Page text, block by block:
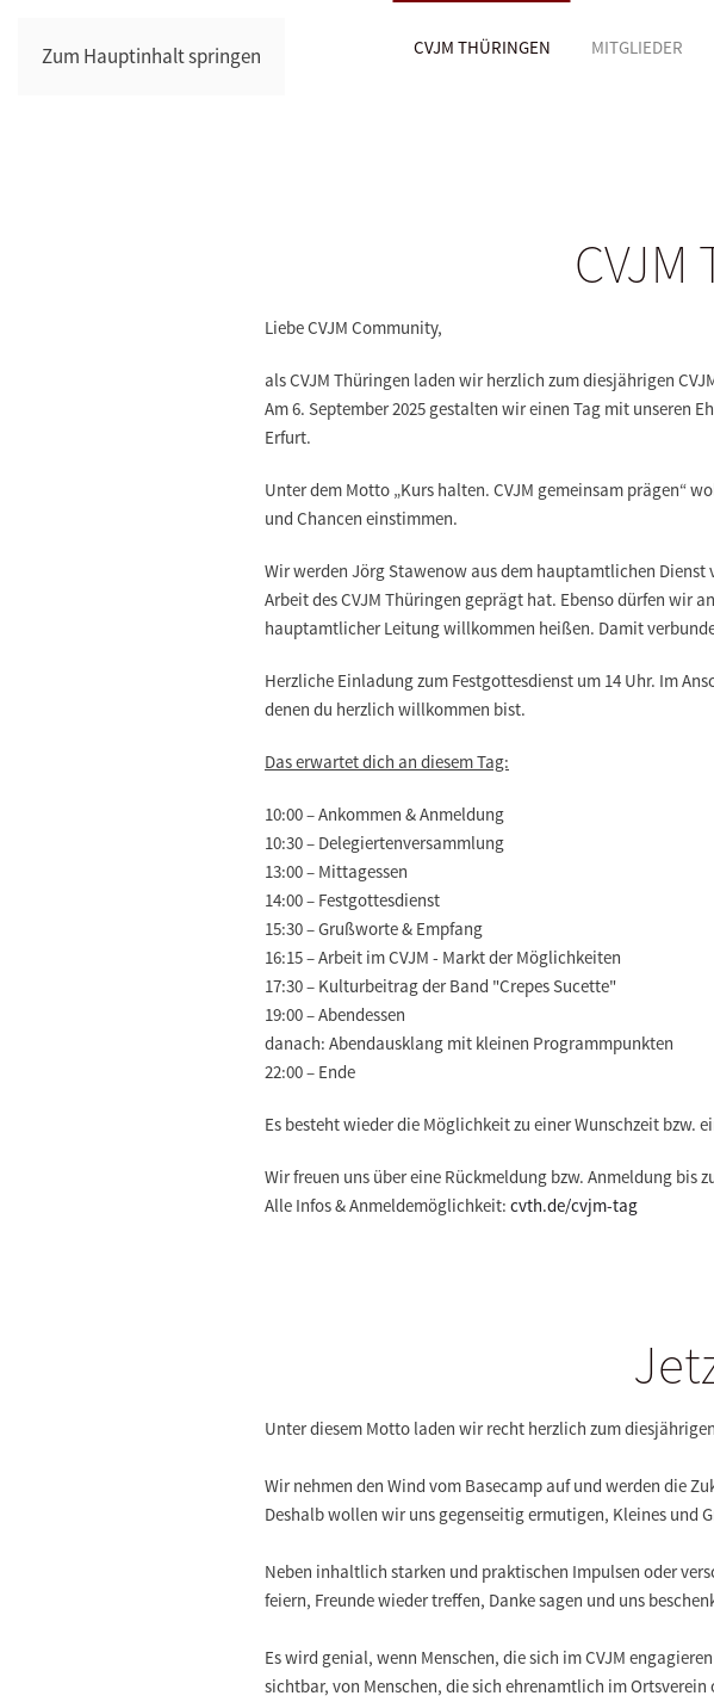
Zum Hauptinhalt springen CVJM THÜRINGEN MITGLIEDER
CVJM
Liebe CVJM Community,
als CVJM Thüringen laden wir herzlich zum diesjährigen
Am 6. September 2025 gestalten wir einen Tag mit unseren
Erfurt.
Unter dem Motto „Kurs halten. CVJM gemeinsam prägen“
und Chancen einstimmen.
Wir werden Jörg Stawenow aus dem hauptamtlichen
Arbeit des CVJM Thüringen geprägt hat. Ebenso dürfen wir
hauptamtlicher Leitung willkommen heißen. Damit
Herzliche Einladung zum Festgottesdienst um 14 Uhr. Im
denen du herzlich willkommen bist.
Das erwartet dich an diesem Tag:
10:00 – Ankommen & Anmeldung
10:30 – Delegiertenversammlung
13:00 – Mittagessen
14:00 – Festgottesdienst
15:30 – Grußworte & Empfang
16:15 – Arbeit im CVJM - Markt der Möglichkeiten
17:30 – Kulturbeitrag der Band "Crepes Sucette"
19:00 – Abendessen
danach: Abendausklang mit kleinen Programmpunkten
22:00 – Ende
Es besteht wieder die Möglichkeit zu einer Wunschzeit bzw.
Wir freuen uns über eine Rückmeldung bzw. Anmeldung bis
Alle Infos & Anmeldemöglichkeit: cvth.de/cvjm-tag
Unter diesem Motto laden wir recht herzlich zum
Wir nehmen den Wind vom Basecamp auf und werden die
Deshalb wollen wir uns gegenseitig ermutigen, Kleines und
Neben inhaltlich starken und praktischen Impulsen oder
feiern, Freunde wieder treffen, Danke sagen und uns
Es wird genial, wenn Menschen, die sich im CVJM
sichtbar, von Menschen, die sich ehrenamtlich im